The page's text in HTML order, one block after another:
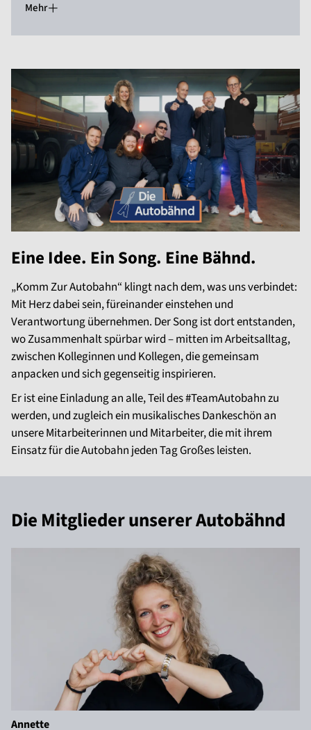
Mehr
Eine Idee. Ein Song. Eine Bähnd.
„Komm Zur Autobahn“ klingt nach dem, was uns verbindet:
Mit Herz dabei sein, füreinander einstehen und
Verantwortung übernehmen. Der Song ist dort entstanden,
wo Zusammenhalt spürbar wird – mitten im Arbeitsalltag,
zwischen Kolleginnen und Kollegen, die gemeinsam
anpacken und sich gegenseitig inspirieren.
Er ist eine Einladung an alle, Teil des #TeamAutobahn zu
werden, und zugleich ein musikalisches Dankeschön an
unsere Mitarbeiterinnen und Mitarbeiter, die mit ihrem
Einsatz für die Autobahn jeden Tag Großes leisten.
Die Mitglieder unserer Autobähnd
Annette